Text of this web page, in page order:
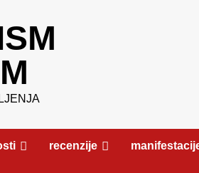
recenzije